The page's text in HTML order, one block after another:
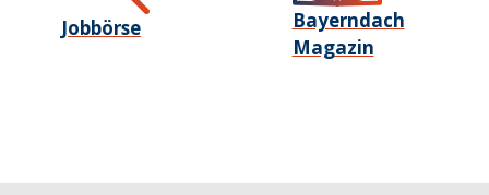
Jobbörse
Bayerndach
Magazin